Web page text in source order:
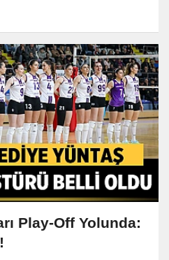
Play-Off Yolunda: